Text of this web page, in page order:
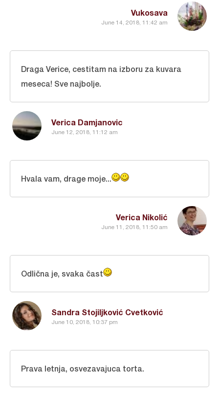
Vukosava
June 14, 2018, 11:42 am
Verica Damjanovic
June 12, 2018, 11:12 am
Draga Verice, cestitam na izboru za kuvara
meseca! Sve najbolje.
Verica Nikolić
June 11, 2018, 11:50 am
Hvala vam, drage moje...
Sandra Stojiljković Cvetković
June 10, 2018, 10:37 pm
Odlična je, svaka čast
Prava letnja, osvezavajuca torta.